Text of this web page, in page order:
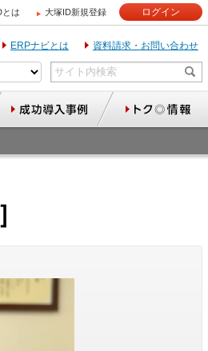
とは 大塚ID新規登録 ログイン
ERPナビとは 資料請求・お問い合わせ